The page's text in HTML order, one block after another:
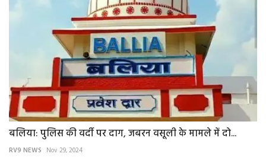
बलिया: पुलिस की वर्दी पर दाग, जबरन वसूली के मामले में दो...
RV9 NEWS Nov 29, 2024